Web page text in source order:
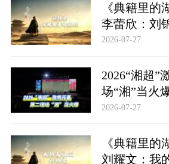
《典籍里的
李蕾欣：刘
列
2026-07-27
2026“湘超”
场“湘”当火
2026-07-27
《典籍里的
刘耀文：我